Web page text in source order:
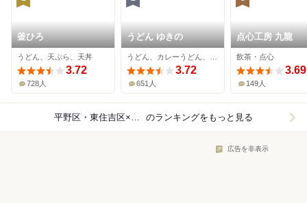
釜ひろ
うどん、天ぷら、天丼
3.72
728人
うどん ゆきの
3.72
651人
点心工房 九龍
飲茶・点心
3.69
149人
平野区・東住吉区×レストラン のランキングをもっと見る
広告を非表示